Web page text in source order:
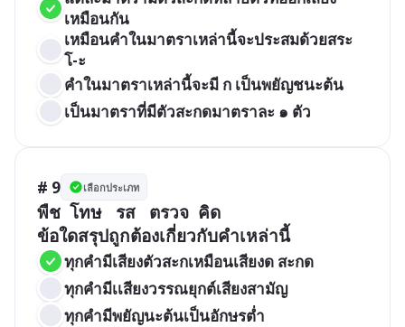
เหมือนกัน
เหมือนคำในมาตราเหล่านี้จะประสมด้วยสระ
โ-ะ
คำในมาตราเหล่านี้จะมี ก เป็นพยัญชนะต้น
เป็นมาตราที่มีตัวสะกดมาตราละ ๑ ตัว
# 9 เลือกประเภท
พืช  โทษ   รส   ตรวจ  คิด
ข้อใดสรุปถูกต้องเกี่ยวกับคำเหล่านี้
ทุกคำมีเสียงตัวสะกเหมือนเสียงด สะกด
ทุกคำมีเเสียงวรรณยุกต์เสียงสามัญ
ทุกคำมีพยัญนะต้นเป็นอักษรต่ำ